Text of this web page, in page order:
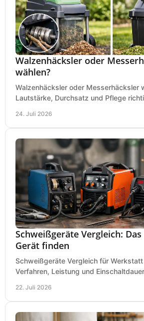
Walzenhäcksler oder
wählen?
Walzenhäcksler oder Messerhäcksler
Lautstärke, Durchsatz und Pflege
24. Juli 2026
Schweißgeräte Vergleich:
Gerät finden
Schweißgeräte Vergleich für
Verfahren, Leistung und
22. Juli 2026